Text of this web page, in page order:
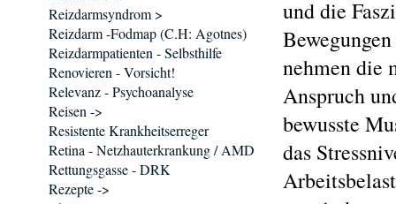
und die
nehmen die
Anspruch
bewusste
das
Reizdarmsyndrom >
Reizdarm -Fodmap (C.H: Agotnes)
Reizdarmpatienten - Selbsthilfe
Renovieren - Vorsicht!
Relevanz - Psychoanalyse
Reisen ->
Resistente Krankheitserreger
Retina - Netzhauterkrankung / AMD
Rettungsgasse - DRK
Rezepte ->